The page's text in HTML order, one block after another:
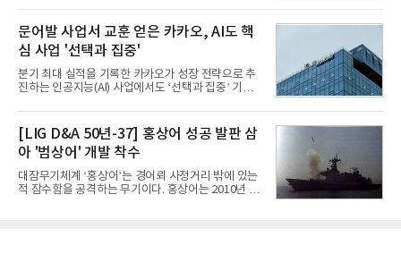
는 조종사가 휴대하는 명령통신장치(PDU, P
체별로 엇갈린 가운데 하반기 신작 흥행과 해외 시장
성과가 실적을 좌우할 핵심 변수로 떠오르고 있다.8일
업계에 따르면 올해 상반기 게임업계는 기업별 성적
표가 크게 갈렸다. 대표적으로 크래프톤은 'PUBG: 배
틀그라운드'의 안정적인 성장에 힘입어 상반기 연결
기준 매출 2조6616억원, 영업이익 9725억원으로 역
대 최대 실적을 기록했다. 엔씨도 올해 출시한 '아이온
동기 대
문어발 사업서 교훈 얻은 카카오, AI도 핵
심 사업 '선택과 집중'
분기 최대 실적을 기록한 카카오가 성장 전략으로 추
진하는 인공지능(AI) 사업에서도 ‘선택과 집중’ 기조
라 투자에 나서는 것과 달리, 카카오는 ‘카카오톡’이
라는 플랫폼 경쟁력을 활용한 AI 에이전트 서비스에
집중하는 전략이다. 과거 무리한 사업 확장 과정에서
겪었던 시행착오를 되풀이하지 않고 핵심 역량에 집
중하겠다는 취지로 풀이된다.7일 업계에 따르면 카카
오는 올해 2분기 연결 기준 매출 2조985억원, 영업이
익 2770억원을 기록했다. 전년 동기 대비 매출과 영업
[LIG D&A 50년-37] 홍상어 성공 발판 삼
아 '범상어' 개발 착수
대잠무기체계 ‘홍상어’는 경어뢰 사정거리 밖에 있는
적 잠수함을 공격하는 무기이다. 홍상어는 2010년 넥